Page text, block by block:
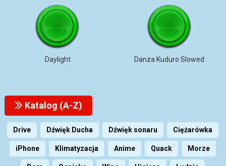
Daylight Danza Kuduro Slowed
Katalog (A-Z)
Drive Dźwięk Ducha Dźwięk sonaru Ciężarówka
iPhone Klimatyzacja Anime Quack Morze